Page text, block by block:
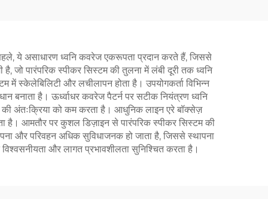
ये असाधारण ध्वनि कवरेज एकरूपता प्रदान करते हैं, जिससे
है, जो पारंपरिक स्पीकर सिस्टम की तुलना में लंबी दूरी तक ध्वनि
स्केलेबिलिटी और लचीलापन होता है। उपयोगकर्ता विभिन्न
है। ऊर्ध्वाधर कवरेज पैटर्न पर सटीक नियंत्रण ध्वनि
की अंतःक्रिया को कम करता है। आधुनिक लाइन एरे बॉक्सेज़
है। आमतौर पर कुशल डिज़ाइन से पारंपरिक स्पीकर सिस्टम की
और परिवहन अधिक सुविधाजनक हो जाता है, जिससे स्थापना
और लागत प्रभावशीलता सुनिश्चित करता है।